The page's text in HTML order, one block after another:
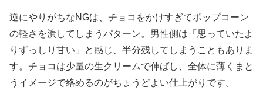
逆にやりがちなNGは、チョコをかけすぎてポップコーン
の軽さを潰してしまうパターン。男性側は「思っていたよ
りずっしり甘い」と感じ、半分残してしまうこともありま
す。チョコは少量の生クリームで伸ばし、全体に薄くまと
うイメージで絡めるのがちょうどよい仕上がりです。